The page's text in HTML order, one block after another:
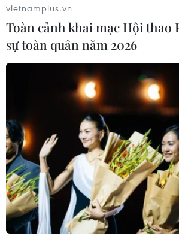
Người mẹ của trung tâm
nguyện cho trẻ khuyết tật
23/06/2020 02:03
Bà Đoàn Thị Hoa, Giám đốc Trung
thiện Quỳnh Hoa, đã trải qua bao
vietnamplus.vn
Toàn cảnh khai mạc Hội thao
sự toàn quân năm 2026